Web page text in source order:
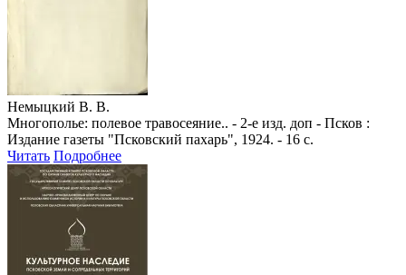
Немыцкий В. В.
Многополье: полевое травосеяние.. - 2-е изд. доп - Псков :
Издание газеты "Псковский пахарь", 1924. - 16 с.
Читать Подробнее